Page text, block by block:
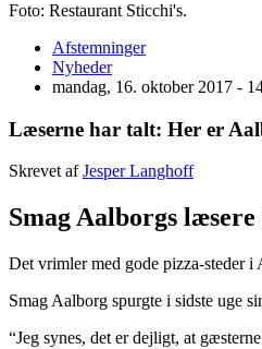
Foto: Restaurant Sticchi's.
Afstemninger
Nyheder
mandag, 16. oktober 2017 -
Læserne har talt: Her er
Skrevet afJesper Langhoff
Smag Aalborgs
Det vrimler med gode pizza-steder
Smag Aalborg spurgte i sidste uge
“Jeg synes, det er dejligt, at